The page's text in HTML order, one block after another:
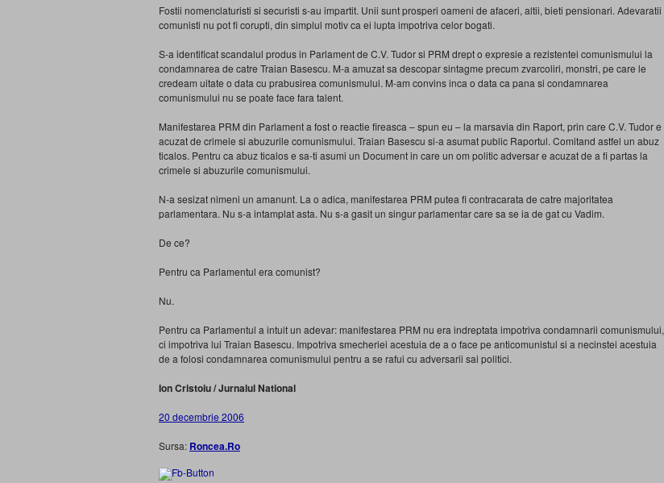
Fostii nomenclaturisti si securisti s-au impartit. Unii sunt prosperi oameni de afaceri, altii, bieti pensionari. Adevaratii
comunisti nu pot fi corupti, din simplul motiv ca ei lupta impotriva celor bogati.
S-a identificat scandalul produs in Parlament de C.V. Tudor si PRM drept o expresie a rezistentei comunismului la
condamnarea de catre Traian Basescu. M-a amuzat sa descopar sintagme precum zvarcoliri, monstri, pe care le
credeam uitate o data cu prabusirea comunismului. M-am convins inca o data ca pana si condamnarea
comunismului nu se poate face fara talent.
Manifestarea PRM din Parlament a fost o reactie fireasca – spun eu – la marsavia din Raport, prin care C.V. Tudor e
acuzat de crimele si abuzurile comunismului. Traian Basescu si-a asumat public Raportul. Comitand astfel un abuz
ticalos. Pentru ca abuz ticalos e sa-ti asumi un Document in care un om politic adversar e acuzat de a fi partas la
crimele si abuzurile comunismului.
N-a sesizat nimeni un amanunt. La o adica, manifestarea PRM putea fi contracarata de catre majoritatea
parlamentara. Nu s-a intamplat asta. Nu s-a gasit un singur parlamentar care sa se ia de gat cu Vadim.
De ce?
Pentru ca Parlamentul era comunist?
Nu.
Pentru ca Parlamentul a intuit un adevar: manifestarea PRM nu era indreptata impotriva condamnarii comunismului,
ci impotriva lui Traian Basescu. Impotriva smecheriei acestuia de a o face pe anticomunistul si a necinstei acestuia
de a folosi condamnarea comunismului pentru a se rafui cu adversarii sai politici.
Ion Cristoiu / Jurnalul National
20 decembrie 2006
Sursa: Roncea.Ro